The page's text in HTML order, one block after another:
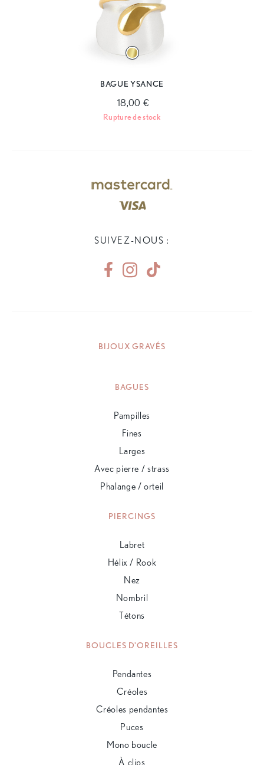
BAGUE YSANCE
18,00 €
Rupture de stock
SUIVEZ-NOUS :
BIJOUX GRAVÉS
BAGUES
Pampilles
Fines
Larges
Avec pierre / strass
Phalange / orteil
PIERCINGS
Labret
Hélix / Rook
Nez
Nombril
Tétons
BOUCLES D'OREILLES
Pendantes
Créoles
Créoles pendantes
Puces
Mono boucle
À clips